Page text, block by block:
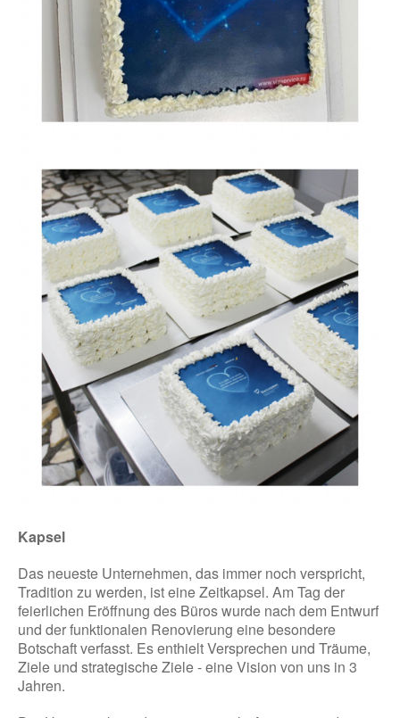
Kapsel
Das neueste Unternehmen, das immer noch verspricht,
Tradition zu werden, ist eine Zeitkapsel. Am Tag der
feierlichen Eröffnung des Büros wurde nach dem Entwurf
und der funktionalen Renovierung eine besondere
Botschaft verfasst. Es enthielt Versprechen und Träume,
Ziele und strategische Ziele - eine Vision von uns in 3
Jahren.